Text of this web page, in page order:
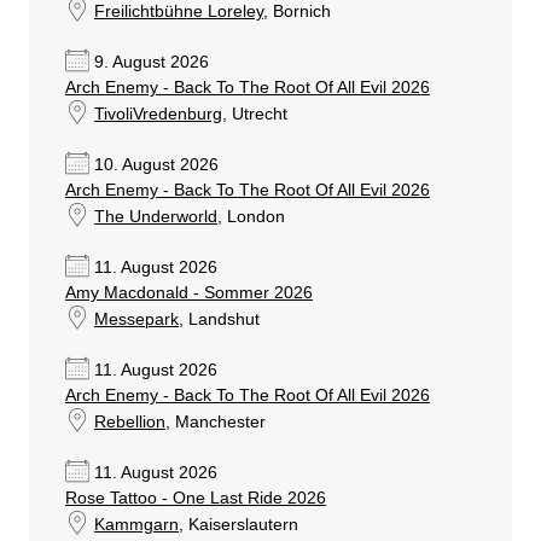
Freilichtbühne Loreley, Bornich
9. August 2026
Arch Enemy - Back To The Root Of All Evil 2026
TivoliVredenburg , Utrecht
10. August 2026
Arch Enemy - Back To The Root Of All Evil 2026
The Underworld
, London
11. August 2026
Amy Macdonald - Sommer 2026
Messepark, Landshut
11. August 2026
Arch Enemy - Back To The Root Of All Evil 2026
Rebellion , Manchester
11. August 2026
Rose Tattoo - One Last Ride 2026
Kammgarn , Kaiserslautern